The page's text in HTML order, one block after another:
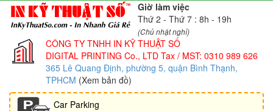
Giờ làm việc
Thứ 2 - Thứ 7 : 8h - 19h
(Chủ nhật nghỉ)
CÔNG TY TNHH IN KỸ THUẬT SỐ
DIGITAL PRINTING Co., LTD Tax / MST: 0310 989 626
365 Lê Quang Định, phường 5, quận Bình Thạnh,
TPHCM (Xem bản đồ)
Car Parking